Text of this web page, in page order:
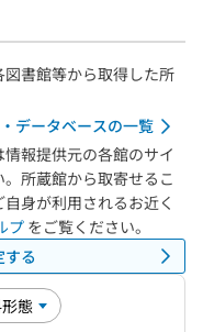
書館等から取得した所
データベースの一覧
報提供元の各館のサイ
所蔵館から取寄せるこ
身が利用されるお近く
プ をご覧ください。
る